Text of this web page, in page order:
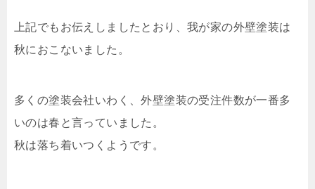
上記でもお伝えしましたとおり、我が家の外壁塗装は
秋におこないました。
多くの塗装会社いわく、外壁塗装の受注件数が一番多
いのは春と言っていました。
秋は落ち着いつくようです。